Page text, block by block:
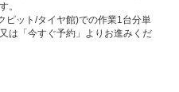
。
ピット/タイヤ館)での作業1台分単
は「今すぐ予約」よりお進みくだ